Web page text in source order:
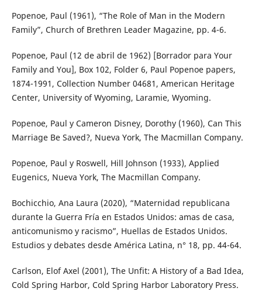
Popenoe, Paul (1961), “The Role of Man in the Modern
Family”, Church of Brethren Leader Magazine, pp. 4-6.
Popenoe, Paul (12 de abril de 1962) [Borrador para Your
Family and You], Box 102, Folder 6, Paul Popenoe papers,
1874-1991, Collection Number 04681, American Heritage
Center, University of Wyoming, Laramie, Wyoming.
Popenoe, Paul y Cameron Disney, Dorothy (1960), Can This
Marriage Be Saved?, Nueva York, The Macmillan Company.
Popenoe, Paul y Roswell, Hill Johnson (1933), Applied
Eugenics, Nueva York, The Macmillan Company.
Bochicchio, Ana Laura (2020), “Maternidad republicana
durante la Guerra Fría en Estados Unidos: amas de casa,
anticomunismo y racismo”, Huellas de Estados Unidos.
Estudios y debates desde América Latina, n° 18, pp. 44-64.
Carlson, Elof Axel (2001), The Unfit: A History of a Bad Idea,
Cold Spring Harbor, Cold Spring Harbor Laboratory Press.